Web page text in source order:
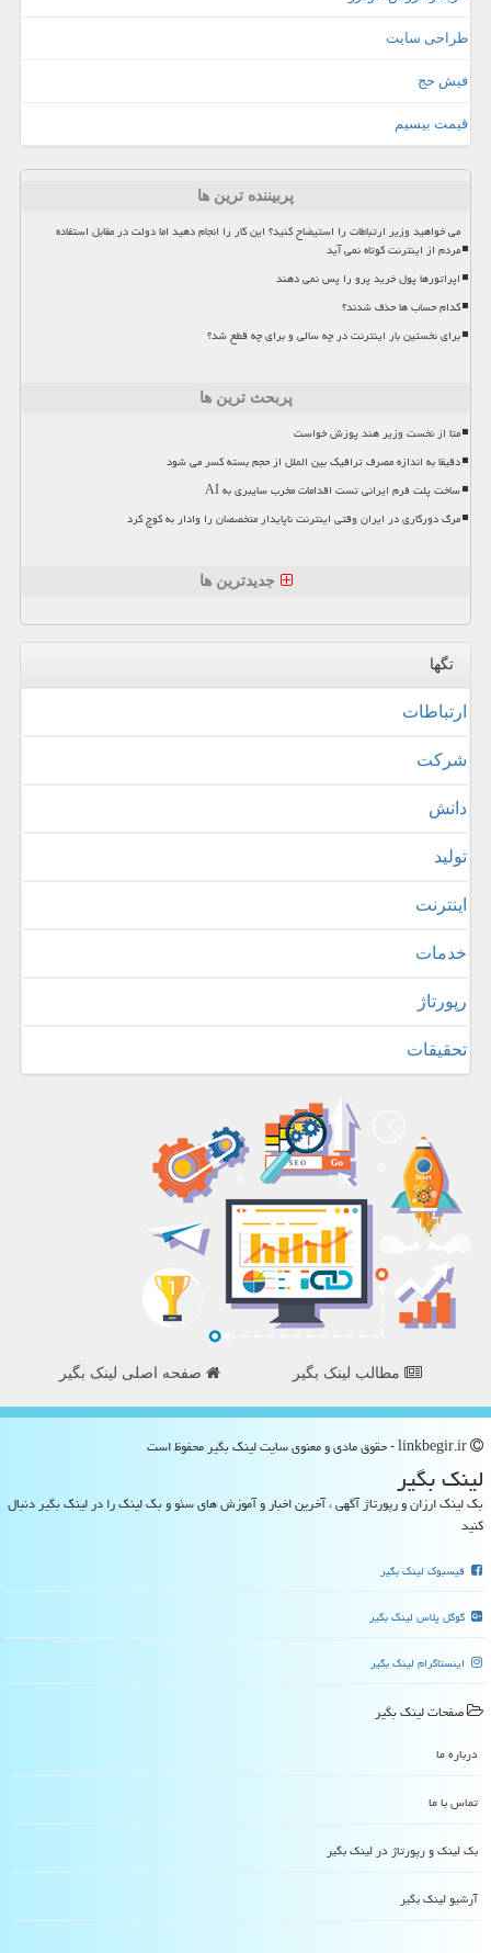
طراحی سایت
فیش حج
قیمت بیسیم
پربیننده ترین ها
می خواهید وزیر ارتباطات را استیضاح کنید؟ این کار را انجام دهید اما دولت در مقابل استفاده
مردم از اینترنت کوتاه نمی آید
اپراتورها پول خرید پرو را پس نمی دهند
کدام حساب ها حذف شدند؟
برای نخستین بار اینترنت در چه سالی و برای چه قطع شد؟
پربحث ترین ها
متا از نخست وزیر هند پوزش خواست
دقیقا به اندازه مصرف ترافیک بین الملل از حجم بسته کسر می شود
ساخت پلت فرم ایرانی تست اقدامات مخرب سایبری به AI
مرگ دورکاری در ایران وقتی اینترنت ناپایدار متخصصان را وادار به کوچ کرد
جدیدترین ها
تگها
ارتباطات
شركت
دانش
تولید
اینترنت
خدمات
رپورتاژ
تحقیقات
مطالب لینک بگیر صفحه اصلی لینک بگیر
لینك بگیر
بک لینک ارزان و رپورتاژ آگهی ، آخرین اخبار و آموزش های سئو و بک لینک را در لینک بگیر دنبال
کنید
فیسبوک لینک بگیر
گوگل پلاس لینک بگیر
اینستاگرام لینک بگیر
صفحات لینك بگیر
درباره ما
تماس با ما
بک لینک و رپورتاژ در لینك بگیر
آرشیو لینك بگیر